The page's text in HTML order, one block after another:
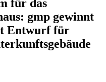
für das
gmp gewinnt
Entwurf für